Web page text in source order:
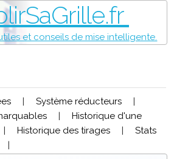
et conseils de mise intelligente.
| Système réducteurs
|
|
Historique d'une
| Historique des tirages |
Stats
|